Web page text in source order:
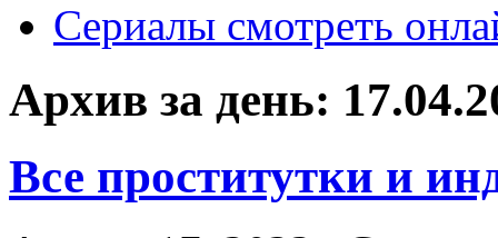
Сериалы смотреть
Архив за день:
Все проститутки и